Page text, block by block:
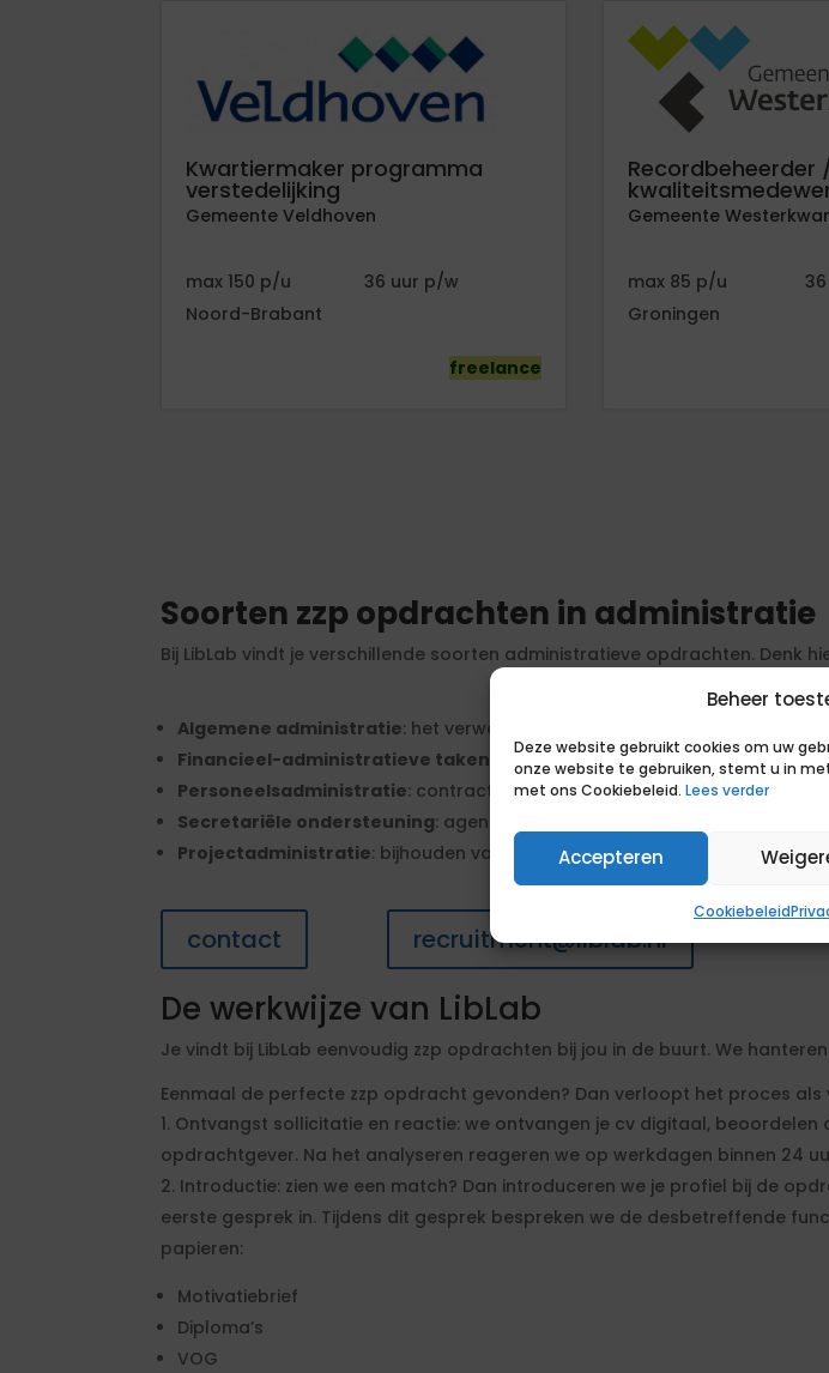
Beheer
Deze website gebruikt cookies om uw
onze website te gebruiken, stemt u in
met ons Cookiebeleid. Lees verder
Accepteren
Cookiebeleid
Kwartiermaker programma
verstedelijking
Gemeente Veldhoven
150
36
Noord-Brabant
freelance
Recordbeheerder
Gemeente
85
36
Groningen
Soorten zzp opdrachten in administratie
Bij LibLab vindt je verschillende soorten administratieve opdrachten. Denk
Algemene administratie: het verwerken van facturen, inkomende en
Financieel-administratieve taken : debiteurenbeheer,
Personeelsadministratie: contractbeheer, urenregistratie en
Secretariële ondersteuning: agendabeheer, notuleren en
Projectadministratie: bijhouden van budgetten en deadlines
contact recruitment@liblab.nl
De werkwijze van LibLab
Je vindt bij LibLab eenvoudig zzp opdrachten bij jou in de buurt. We
Eenmaal de perfecte zzp opdracht gevonden? Dan verloopt het proces als
Ontvangst sollicitatie en reactie: we ontvangen je cv digitaal,
opdrachtgever. Na het analyseren reageren we op werkdagen binnen 24
Introductie: zien we een match? Dan introduceren we je profiel bij de
eerste gesprek in. Tijdens dit gesprek bespreken we de desbetreffende
papieren:
Motivatiebrief
Diploma’s
VOG